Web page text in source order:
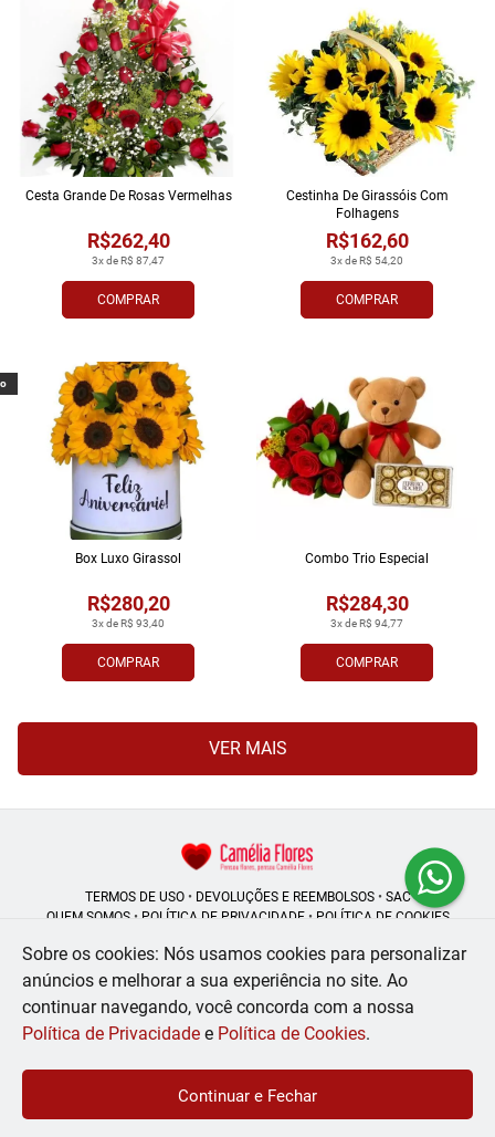
COMPRAR
3x de R$ 87,47
R$262,40
Cesta Grande De Rosas Vermelhas
COMPRAR
3x de R$ 54,20
R$162,60
Cestinha De Girassóis Com
Folhagens
COMPRAR
3x de R$ 93,40
R$280,20
Box Luxo Girassol
COMPRAR
3x de R$ 94,77
R$284,30
Combo Trio Especial
VER MAIS
TERMOS DE USO• DEVOLUÇÕES E REEMBOLSOS• SAC
QUEM SOMOS• POLÍTICA DE PRIVACIDADE• POLÍTICA DE COOKIES
Camélia Flores | CNPJ: 08.250.956/0001-53
Rua do Rosário - 164, Centro - Rio de Janeiro - RJ - 20041-002
© 2024-2026 - Todos os direitos reservados - Desenvolvido por
Sobre os cookies: Nós usamos cookies para personalizar
anúncios e melhorar a sua experiência no site. Ao
continuar navegando, você concorda com a nossa
Política de Privacidade e Política de Cookies.
Continuar e Fechar